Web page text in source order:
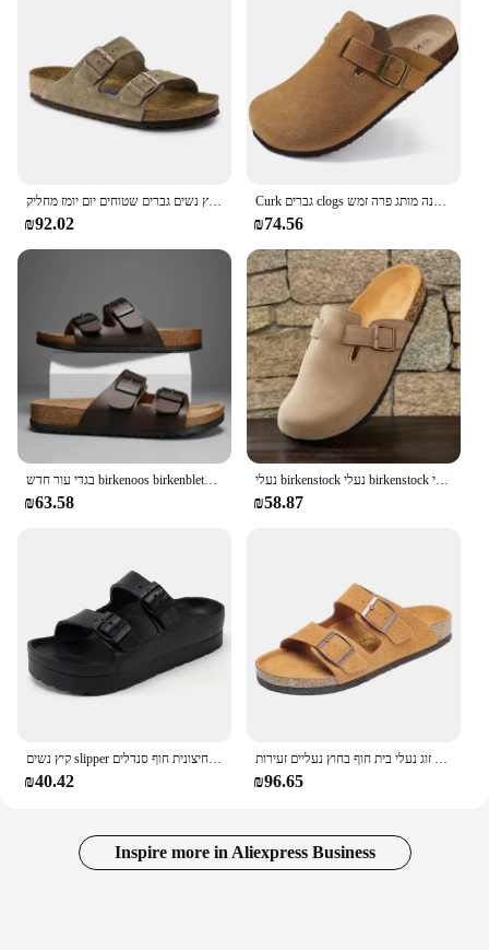
מניות בריקן זמש פולות ליקק סנדלים יוניסקס בחוץ נשים גברים שטוחים יום יומז מחליק
₪92.02
Curk גברים clogs נעלי אופנה מותג פרה זמש clogs עור פקק footbed גברים mules
₪74.56
בגדי עור חדש birkenoos birkenblets גברים זוג וינטג 'ללבוש נעלי בית אופנה מזדמנים, 2024 חדש
₪63.58
נעלי birkenstock נעלי birkenstock חדש לגברים ולנשים נעלי birkenstock-sandals
₪58.87
קיץ נשים slipper חיצונית חוף סנדלים eva פלטפורמה להעיף flops לבית מגלשות אבזם סנדלים רך עבה סנדלים
₪40.42
סנדלים נשים בקיץ סנדלים לגברים זוג נעלי בית חוף בחוץ נעליים זעירות zapatos hombre עמיד ללא להחליק מקורה נעלי יוקרה
₪96.65
Inspire more in Aliexpress Business